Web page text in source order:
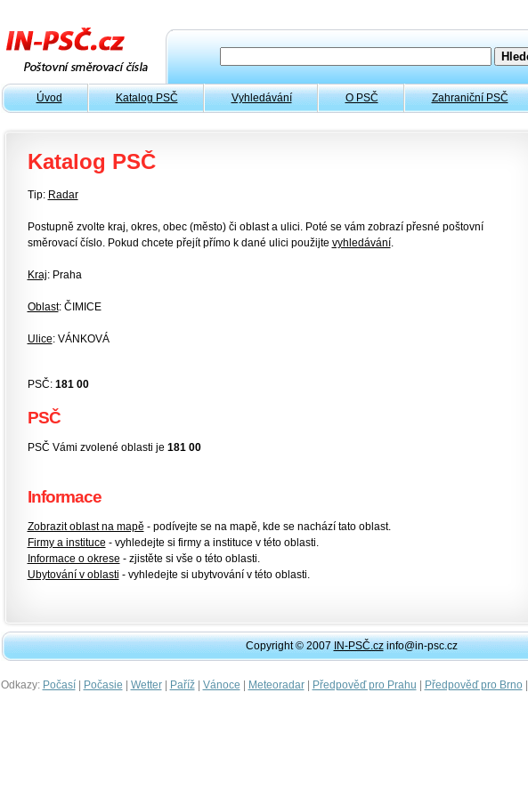
Úvod Katalog PSČ Vyhledávání O PSČ Zahraniční PSČ
Katalog PSČ
Tip: Radar
Postupně zvolte kraj, okres, obec (město) či oblast a ulici. Poté se vám zobrazí přesné poštovní
směrovací číslo. Pokud chcete přejít přímo k dané ulici použijte vyhledávání.
Kraj: Praha
Oblast: ČIMICE
Ulice: VÁNKOVÁ
PSČ: 181 00
PSČ
PSČ Vámi zvolené oblasti je 181 00
Informace
Zobrazit oblast na mapě - podívejte se na mapě, kde se nachází tato oblast.
Firmy a instituce - vyhledejte si firmy a instituce v této oblasti.
Informace o okrese - zjistěte si vše o této oblasti.
Ubytování v oblasti - vyhledejte si ubytvování v této oblasti.
Copyright © 2007IN-PSČ.czinfo@in-psc.cz
Odkazy: Počasí| Počasie | Wetter| Paříž| Vánoce | Meteoradar| Předpověď pro Prahu | Předpověď pro Brno|